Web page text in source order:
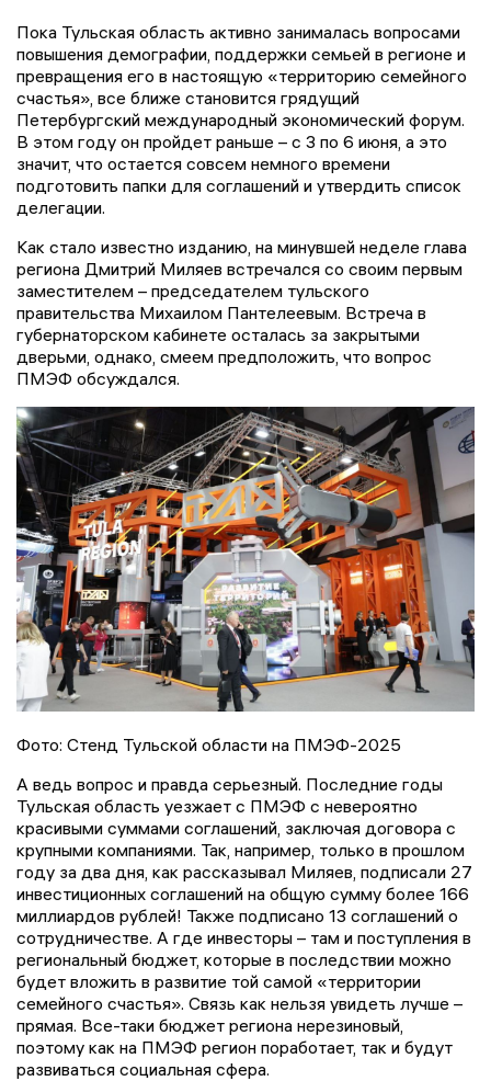
Пока Тульская область активно занималась вопросами
повышения демографии, поддержки семьей в регионе и
превращения его в настоящую «территорию семейного
счастья», все ближе становится грядущий
Петербургский международный экономический форум.
В этом году он пройдет раньше – с 3 по 6 июня, а это
значит, что остается совсем немного времени
подготовить папки для соглашений и утвердить список
делегации.
Как стало известно изданию, на минувшей неделе глава
региона Дмитрий Миляев встречался со своим первым
заместителем – председателем тульского
правительства Михаилом Пантелеевым. Встреча в
губернаторском кабинете осталась за закрытыми
дверьми, однако, смеем предположить, что вопрос
ПМЭФ обсуждался.
Фото: Стенд Тульской области на ПМЭФ-2025
А ведь вопрос и правда серьезный. Последние годы
Тульская область уезжает с ПМЭФ с невероятно
красивыми суммами соглашений, заключая договора с
крупными компаниями. Так, например, только в прошлом
году за два дня, как рассказывал Миляев, подписали 27
инвестиционных соглашений на общую сумму более 166
миллиардов рублей! Также подписано 13 соглашений о
сотрудничестве. А где инвесторы – там и поступления в
региональный бюджет, которые в последствии можно
будет вложить в развитие той самой «территории
семейного счастья». Связь как нельзя увидеть лучше –
прямая. Все-таки бюджет региона нерезиновый,
поэтому как на ПМЭФ регион поработает, так и будут
развиваться социальная сфера.